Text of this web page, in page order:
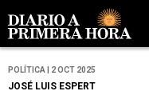
POLÍTICA | 2 OCT 2025
JOSÉ LUIS ESPERT